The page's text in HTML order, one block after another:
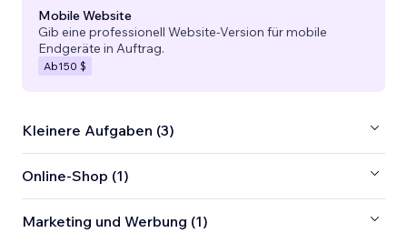
Mobile Website
Gib eine professionell Website-Version für mobile
Endgeräte in Auftrag.
Ab150 $
Kleinere Aufgaben (3)
Online-Shop (1)
Marketing und Werbung (1)